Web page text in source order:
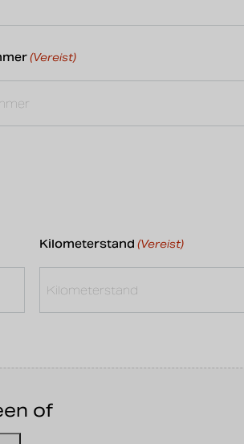
(Vereist)
Kilometerstand (Vereist)
of